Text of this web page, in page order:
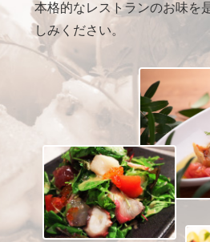
本格的なレストランのお味を
しみください。